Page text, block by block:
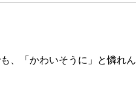
、「かわいそうに」と憐れ